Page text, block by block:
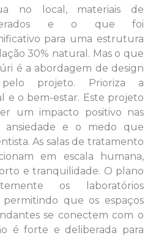
no local, materiais de
e o que foi
para uma estrutura
30% natural. Mas o que
é a abordagem de design
pelo projeto. Prioriza a
e o bem-estar. Este projeto
um impacto positivo nas
ansiedade e o medo que
As salas de tratamento
em escala humana,
e tranquilidade. O plano
os laboratórios
que os espaços
se conectem com o
é forte e deliberada para